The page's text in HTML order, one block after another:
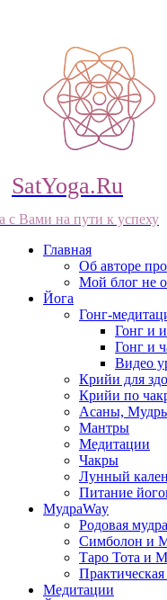
SatYoga.Ru
с Вами на пути к успеху
Главная
Об авторе
Мой блог не
Йога
Гонг-
Гонг и
Гонг и
Видео
Крийи для
Крийи по
Асаны,
Мантры
Медитации
Чакры
Лунный
Питание
МудраWay
Родовая мудра
Симболон и
Таро Тота и
Практическая
Медитации